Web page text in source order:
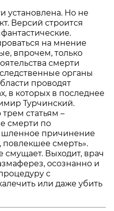
установлена. Но не
Версий строится
на мнение
впрочем, только
смерти
органы
проводят
в которых в последнее
Турчинский.
статьям –
смерти по
причинение
повлекшее смерть».
смущает. Выходит, врач
осознанно и
с
или даже убить